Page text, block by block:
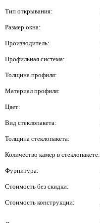
Тип открывания:
Размер окна:
Производитель:
Профильная система:
Толщина профиля:
Материал профиля:
Цвет:
Вид стеклопакета:
Толщина стеклопакета:
Количество камер в стеклопакете:
Фурнитура:
Стоимость без скидки:
Стоимость конструкции: